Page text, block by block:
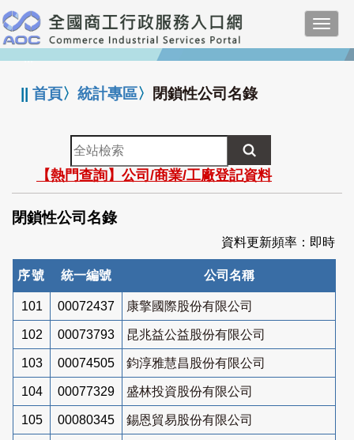
跳
到
主
要
:::
||首頁〉統計專區〉 閉鎖性公司名錄
全
站
檢
索
【熱門查詢】公司/商業/工廠登記資料
閉鎖性公司名錄
資料更新頻率：即時
序號 統一編號 公司名稱
101 00072437 康擎國際股份有限公司
102 00073793 昆兆益公益股份有限公司
103 00074505 鈞淳雅慧昌股份有限公司
104 00077329 盛林投資股份有限公司
105 00080345 錫恩貿易股份有限公司